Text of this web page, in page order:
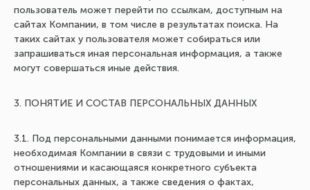
пользователь может перейти по ссылкам, доступным на
сайтах Компании, в том числе в результатах поиска. На
таких сайтах у пользователя может собираться или
запрашиваться иная персональная информация, а также
могут совершаться иные действия.
3. ПОНЯТИЕ И СОСТАВ ПЕРСОНАЛЬНЫХ ДАННЫХ
3.1. Под персональными данными понимается информация,
необходимая Компании в связи с трудовыми и иными
отношениями и касающаяся конкретного субъекта
персональных данных, а также сведения о фактах,